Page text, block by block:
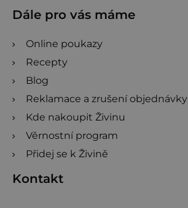
Dále pro vás máme
Online poukazy
Recepty
Blog
Reklamace a zrušení objednávky
Kde nakoupit Živinu
Věrnostní program
Přidej se k Živině
Kontakt